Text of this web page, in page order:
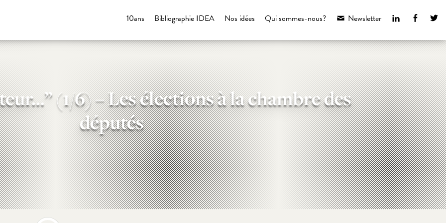
LinkedIn
Newsletter
Qui sommes-nous?
Nos idées
Bibliographie IDEA
10ans
(1/6) – Les élections à la chambre des
députés